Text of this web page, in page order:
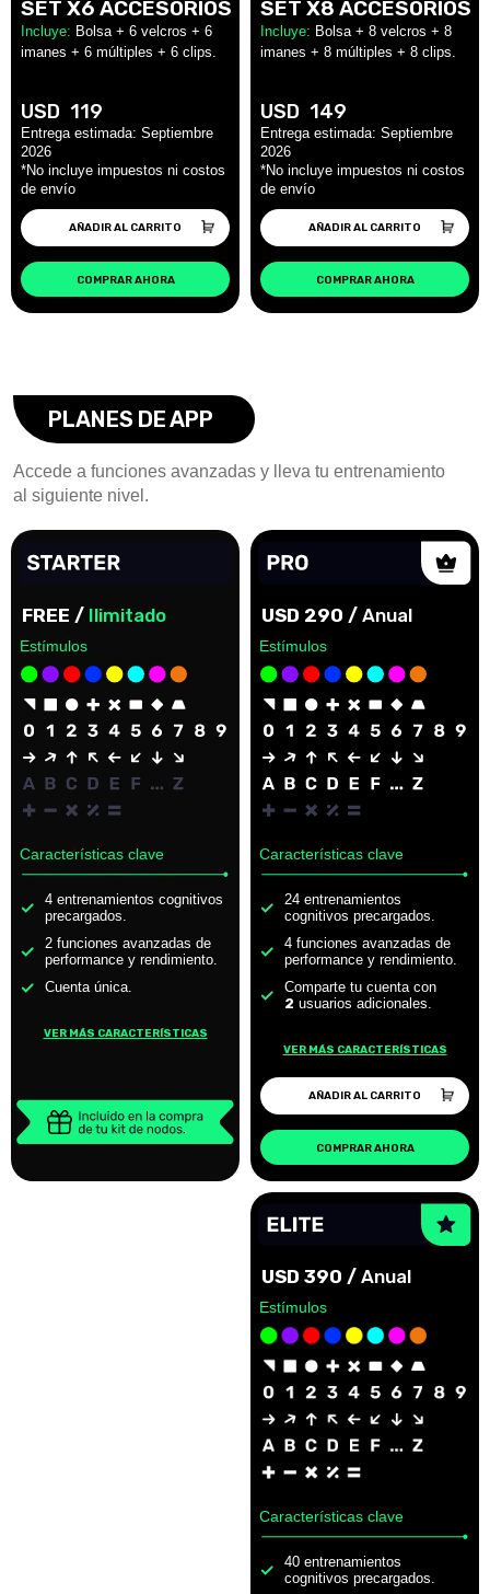
SET X6 ACCESORIOS
Incluye: Bolsa + 6 velcros + 6
imanes + 6 múltiples + 6 clips.
USD 119
AÑADIR AL CARRITO
COMPRAR AHORA
SET X8 ACCESORIOS
Incluye: Bolsa + 8 velcros + 8
imanes + 8 múltiples + 8 clips.
USD 149
AÑADIR AL CARRITO
COMPRAR AHORA
PLANES DE APP
Accede a funciones avanzadas y lleva tu entrenamiento
al siguiente nivel.
FREE / Ilimitado
Estímulos
Características clave
4 entrenamientos cognitivos
precargados.
2 funciones avanzadas de
performance y rendimiento.
Cuenta única.
VER MÁS CARACTERÍSTICAS
USD 290 / Anual
Estímulos
Características clave
24 entrenamientos
cognitivos precargados.
4 funciones avanzadas de
performance y rendimiento.
Comparte tu cuenta con
2 usuarios adicionales.
VER MÁS CARACTERÍSTICAS
AÑADIR AL CARRITO
COMPRAR AHORA
USD 390 / Anual
Estímulos
Características clave
40 entrenamientos
cognitivos precargados.